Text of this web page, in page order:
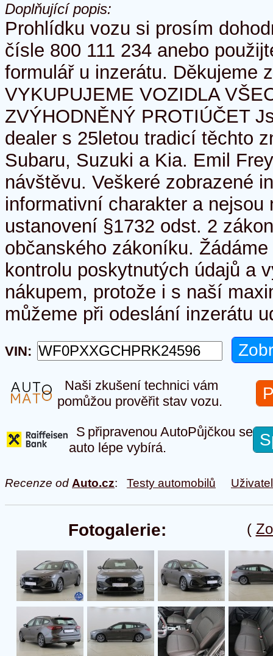
Doplňující popis:
Prohlídku vozu si prosím
čísle 800 111 234 anebo
formulář u inzerátu. Děkujeme
VYKUPUJEME VOZIDLA
ZVÝHODNĚNÝ PROTIÚČET
dealer s 25letou tradicí těchto
Subaru, Suzuki a Kia. Emil
návštěvu. Veškeré zobrazené
informativní charakter a
ustanovení §1732 odst. 2
občanského zákoníku.
kontrolu poskytnutých údajů a
nákupem, protože i s naší
můžeme při odeslání inzerátu
VIN:
Naši zkušení technici vám
pomůžou prověřit stav vozu.
S připravenou AutoPůjčkou se
auto lépe vybírá.
Recenze od Auto.cz: Testy automobilů
(
Fotogalerie: